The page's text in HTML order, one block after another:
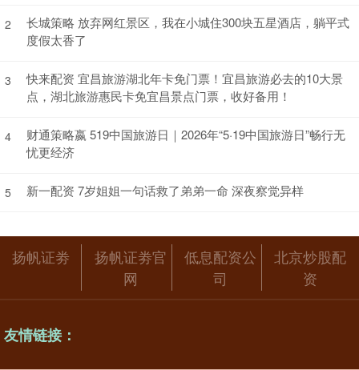
2
长城策略 放弃网红景区，我在小城住300块五星酒店，躺平式
度假太香了
3
快来配资 宜昌旅游湖北年卡免门票！宜昌旅游必去的10大景
点，湖北旅游惠民卡免宜昌景点门票，收好备用！
4
财通策略嬴 519中国旅游日｜2026年“5·19中国旅游日”畅行无
忧更经济
5 新一配资 7岁姐姐一句话救了弟弟一命 深夜察觉异样
扬帆证劵
扬帆证劵官
网
低息配资公
司
北京炒股配
资
友情链接：